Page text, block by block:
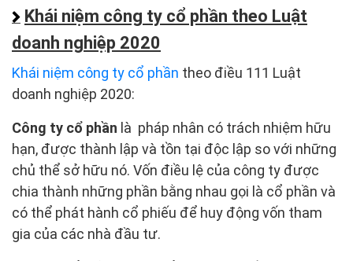
Khái niệm công ty cổ phần theo Luật
doanh nghiệp 2020
Khái niệm công ty cổ phần theo điều 111 Luật
doanh nghiệp 2020:
Công ty cổ phần là pháp nhân có trách nhiệm hữu
hạn, được thành lập và tồn tại độc lập so với những
chủ thể sở hữu nó. Vốn điều lệ của công ty được
chia thành những phần bằng nhau gọi là cổ phần và
có thể phát hành cổ phiếu để huy động vốn tham
gia của các nhà đầu tư.